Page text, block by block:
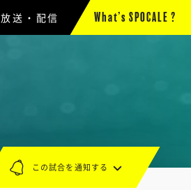
放送・配信 What’s SPOCALE ?
この試合を通知する